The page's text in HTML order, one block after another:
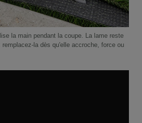
la main pendant la coupe. La lame reste
la dès qu'elle accroche, force ou